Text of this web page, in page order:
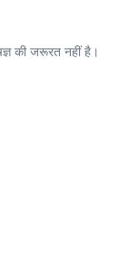
की जरूरत नहीं है।